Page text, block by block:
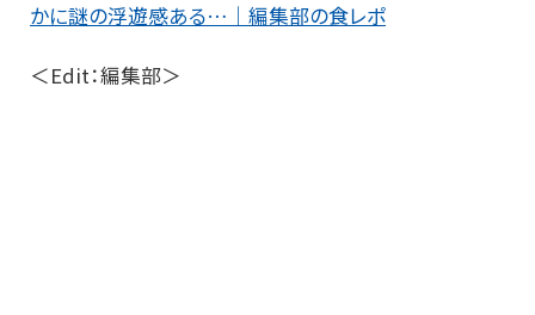
かに謎の浮遊感ある…｜編集部の食レポ
＜Edit：編集部＞